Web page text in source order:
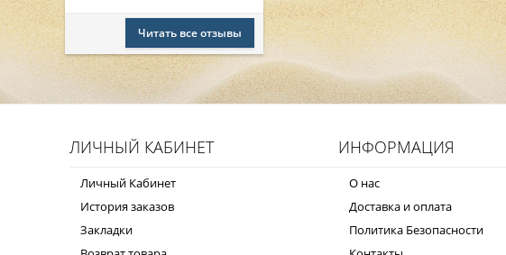
Читать все отзывы
ЛИЧНЫЙ КАБИНЕТ
Личный Кабинет
История заказов
Закладки
ИНФОРМАЦИЯ
О нас
Доставка и оплата
Политика Безопасности